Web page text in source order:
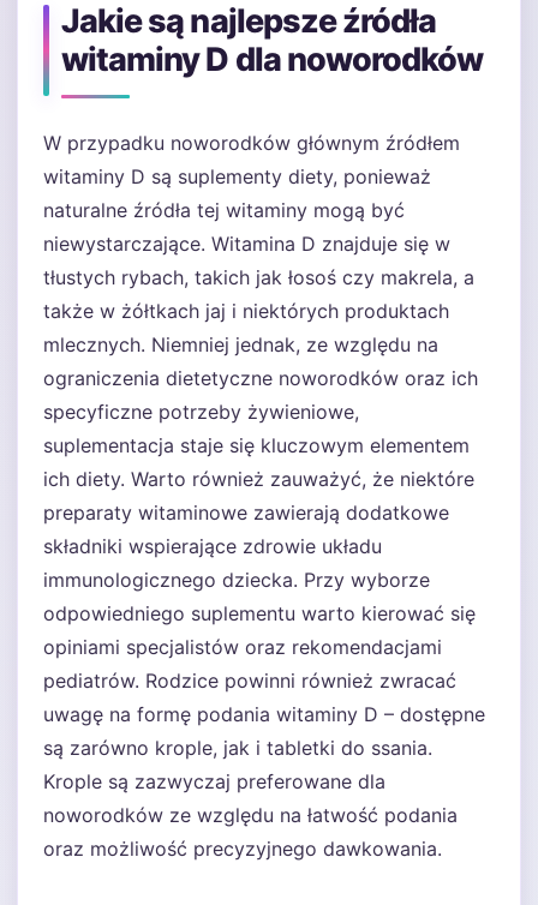
Jakie są najlepsze źródła
witaminy D dla noworodków
W przypadku noworodków głównym źródłem
witaminy D są suplementy diety, ponieważ
naturalne źródła tej witaminy mogą być
niewystarczające. Witamina D znajduje się w
tłustych rybach, takich jak łosoś czy makrela, a
także w żółtkach jaj i niektórych produktach
mlecznych. Niemniej jednak, ze względu na
ograniczenia dietetyczne noworodków oraz ich
specyficzne potrzeby żywieniowe,
suplementacja staje się kluczowym elementem
ich diety. Warto również zauważyć, że niektóre
preparaty witaminowe zawierają dodatkowe
składniki wspierające zdrowie układu
immunologicznego dziecka. Przy wyborze
odpowiedniego suplementu warto kierować się
opiniami specjalistów oraz rekomendacjami
pediatrów. Rodzice powinni również zwracać
uwagę na formę podania witaminy D – dostępne
są zarówno krople, jak i tabletki do ssania.
Krople są zazwyczaj preferowane dla
noworodków ze względu na łatwość podania
oraz możliwość precyzyjnego dawkowania.